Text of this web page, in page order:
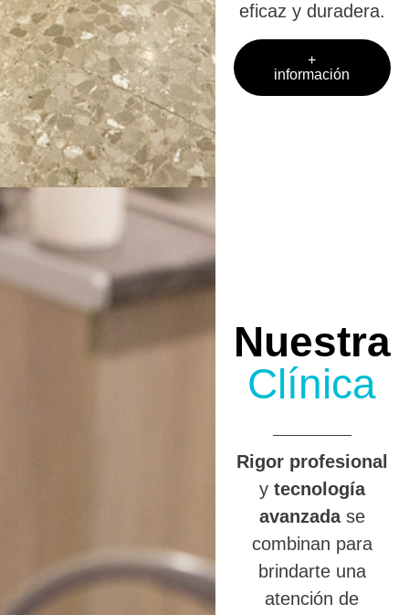
eficaz y duradera.
+
información
Nuestra
Clínica
Rigor profesional
y tecnología
avanzadase
combinan para
brindarte una
atención de